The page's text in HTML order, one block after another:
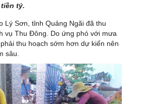
tỷ.
Lý Sơn, tỉnh Quảng Ngãi đã thu
vụ Thu Đông. Do ứng phó với mưa
thu hoạch sớm hơn dự kiến nên
sâu.